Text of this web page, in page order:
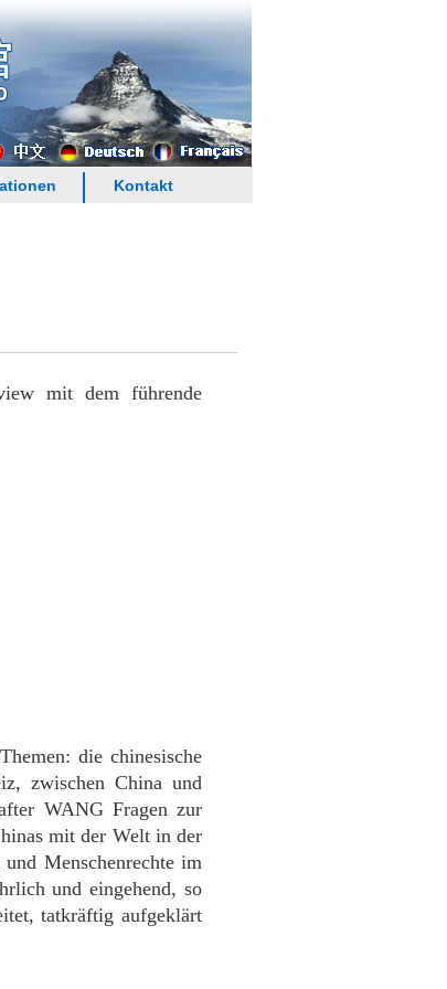
Kontakt
mit dem führende
die chinesische
zwischen China und
WANG Fragen zur
mit der Welt in der
Menschenrechte im
und eingehend, so
tatkräftig aufgeklärt